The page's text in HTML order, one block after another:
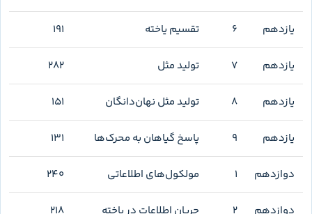
توضیح بدهی، پینوکیوپلاس تبدیل به تمرین مفید می‌شود.
فهرست مطالب کتاب
فصل‌ها دقیقاً با ترتیب سه کتاب درسی چیده شده‌اند. این جدول
برای انتخاب فصل و برنامه‌ریزی است؛ تعداد تست هر فصل در
جدول بعدی آمده تا حجم کار را هم جدا ببینی.